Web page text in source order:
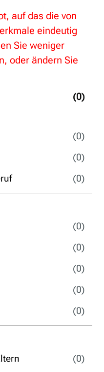
(0)
(0)
(0)
(0)
(0)
(0)
(0)
(0)
(0)
(0)
auf das die von
eindeutig
Sie weniger
oder ändern Sie